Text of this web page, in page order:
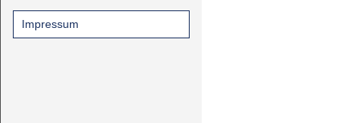
Impressum